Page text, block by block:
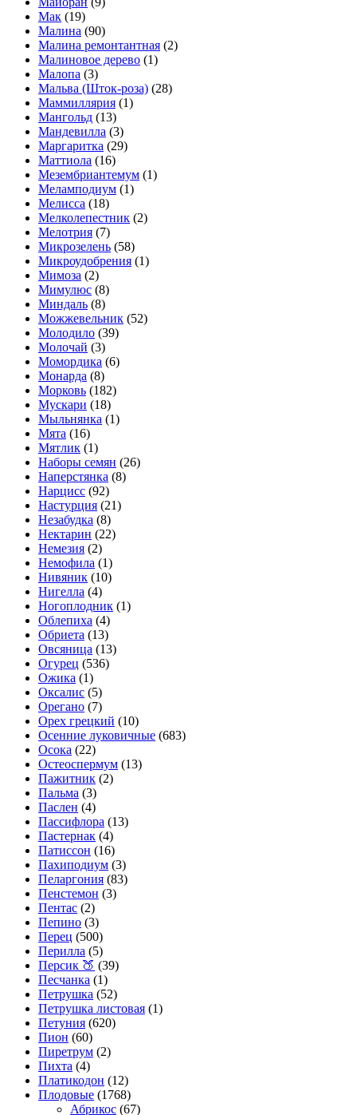
Мак (19)
Малина (90)
Малина ремонтантная (2)
Малиновое дерево (1)
Малопа (3)
Мальва (Шток-роза) (28)
Маммиллярия (1)
Мангольд (13)
Мандевилла (3)
Маргаритка (29)
Маттиола (16)
Мезембриантемум (1)
Меламподиум (1)
Мелисса (18)
Мелколепестник (2)
Мелотрия (7)
Микрозелень (58)
Микроудобрения (1)
Мимоза (2)
Мимулюс (8)
Миндаль (8)
Можжевельник (52)
Молодило (39)
Молочай (3)
Момордика (6)
Монарда (8)
Морковь (182)
Мускари (18)
Мыльнянка (1)
Мята (16)
Мятлик (1)
Наборы семян (26)
Наперстянка (8)
Нарцисс (92)
Настурция (21)
Незабудка (8)
Нектарин (22)
Немезия (2)
Немофила (1)
Нивяник (10)
Нигелла (4)
Ногоплодник (1)
Облепиха (4)
Обриета (13)
Овсяница (13)
Огурец (536)
Ожика (1)
Оксалис (5)
Орегано (7)
Орех грецкий (10)
Осенние луковичные (683)
Осока (22)
Остеоспермум (13)
Пажитник (2)
Пальма (3)
Паслен (4)
Пассифлора (13)
Пастернак (4)
Патиссон (16)
Пахиподиум (3)
Пеларгония (83)
Пенстемон (3)
Пентас (2)
Пепино (3)
Перец (500)
Перилла (5)
Персик 🍑 (39)
Песчанка (1)
Петрушка (52)
Петрушка листовая (1)
Петуния (620)
Пион (60)
Пиретрум (2)
Пихта (4)
Платикодон (12)
Плодовые (1768)
Абрикос (67)